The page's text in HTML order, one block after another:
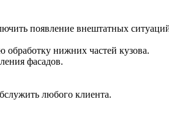
появление внештатных
обработку нижних частей кузова.
фасадов.
любого клиента.